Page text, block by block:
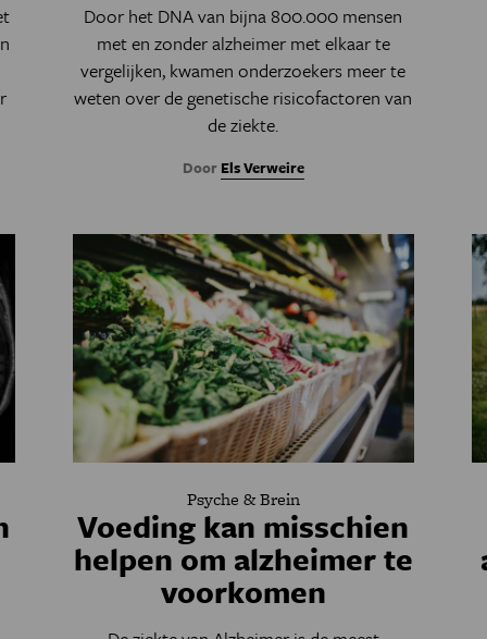
Door het DNA van bijna 800.000 mensen
met en zonder alzheimer met elkaar te
vergelijken, kwamen onderzoekers meer te
weten over de genetische risicofactoren van
de ziekte.
Door Els Verweire
Psyche & Brein
Voeding kan misschien
helpen om alzheimer te
voorkomen